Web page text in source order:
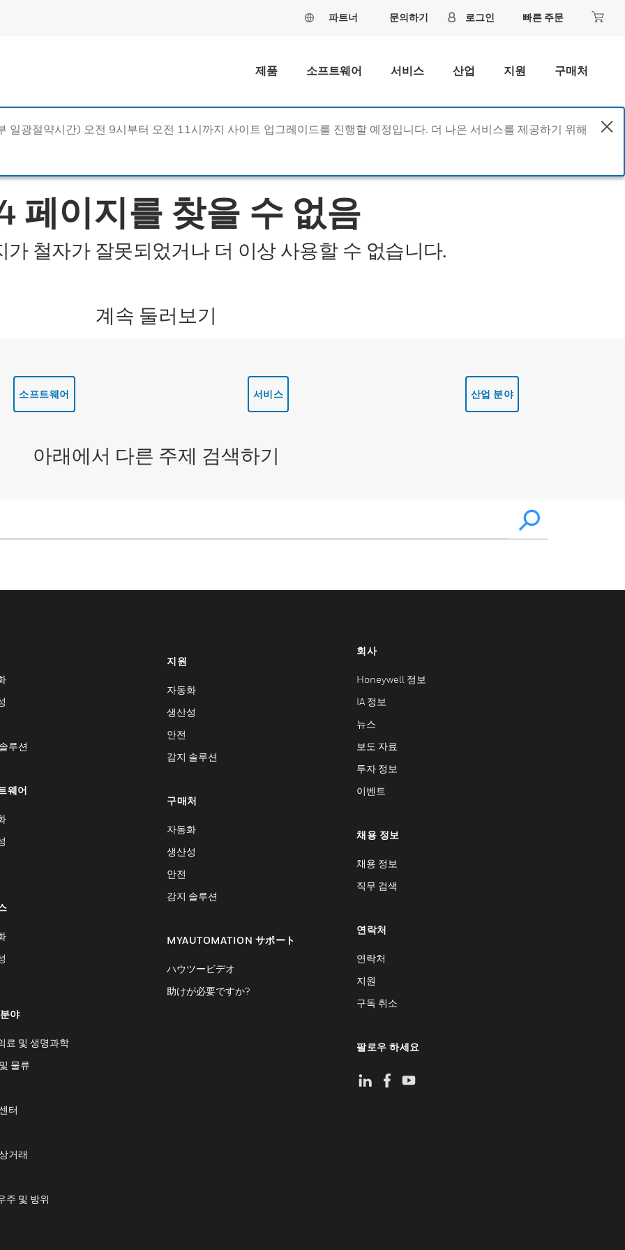
파트너 문의하기 로그인 빠른 주문
제품 소프트웨어 서비스 산업 지원 구매처
일광절약시간) 오전 9시부터 오전 11시까지 사이트 업그레이드를 진행할 예정입니다. 더 나은 서비스를 제공하기 위해
페이지를 찾을 수 없음
가 철자가 잘못되었거나 더 이상 사용할 수 없습니다.
계속 둘러보기
소프트웨어 서비스 산업 분야
아래에서 다른 주제 검색하기
루션
웨어
야
료 및 생명과학
물류
터
거래
주 및 방위
지원
자동화
생산성
안전
감지 솔루션
구매처
자동화
생산성
안전
감지 솔루션
MYAUTOMATION サポート
ハウツービデオ
助けが必要ですか?
회사
Honeywell 정보
IA 정보
뉴스
보도 자료
투자 정보
이벤트
채용 정보
채용 정보
직무 검색
연락처
연락처
지원
구독 취소
팔로우 하세요